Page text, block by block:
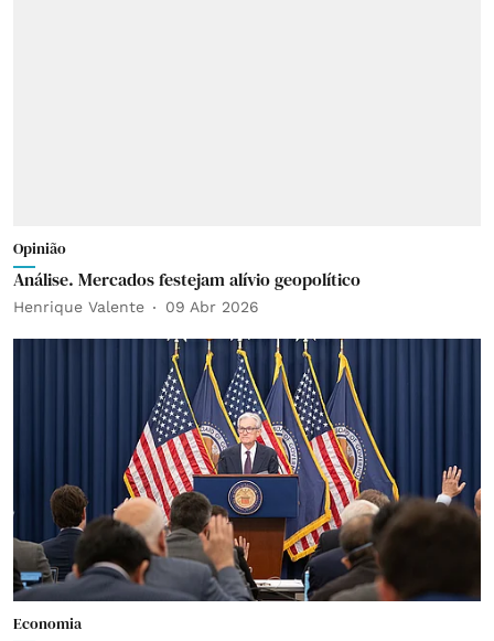
Opinião
Análise. Mercados festejam alívio geopolítico
Henrique Valente 09 Abr 2026
Economia